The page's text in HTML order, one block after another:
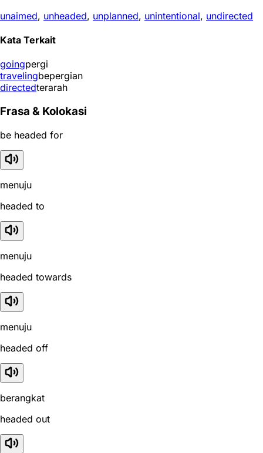
unaimed, unheaded, unplanned, unintentional, undirected
Kata Terkait
goingpergi
travelingbepergian
directedterarah
Frasa & Kolokasi
be headed for
menuju
headed to
menuju
headed towards
menuju
headed off
berangkat
headed out